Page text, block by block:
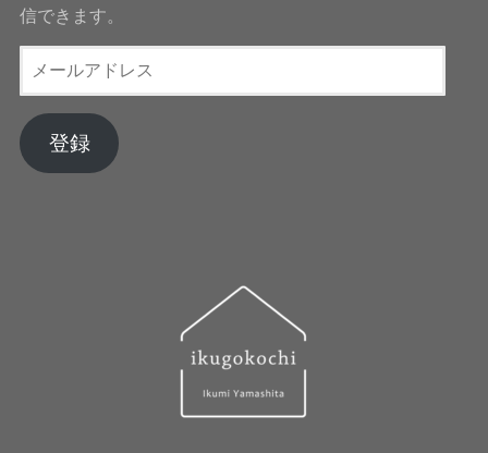
信できます。
ー
ア
ド
登録